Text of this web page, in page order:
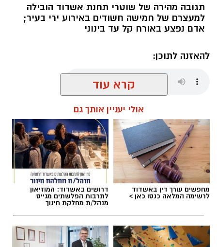
תגובה מהירה של שוטרי תחנת אשדוד הובילה
למעצרם של חמישה חשודים באירוע ירי בעיר;
אדם נפצע באורח קל עד בינוני
להאזנה לתוכן:
תגים:ניסיון חיסול באשדוד , אירוע ירי באשדוד
קרא עוד
אולי יעניין אותך גם
מחפשים עורך דין באשדוד
לרשימה המלאה כנסו כאן >
דרושים באשדוד: המוזיאון
לתרבות הפלשתים מגייס
מנהל/ת מחלקת חינוך